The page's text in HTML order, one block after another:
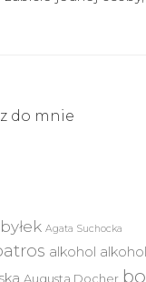
do mnie
Agata Suchocka
alkohol
Augusta Docher